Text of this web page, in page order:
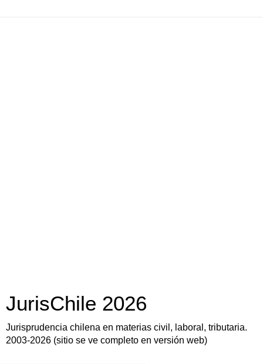
JurisChile 2026
Jurisprudencia chilena en materias civil, laboral, tributaria.
2003-2026 (sitio se ve completo en versión web)